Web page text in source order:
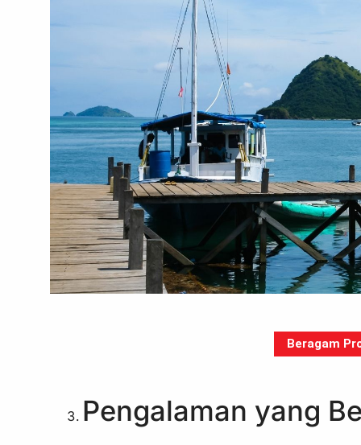
Beragam
Pengalaman yang